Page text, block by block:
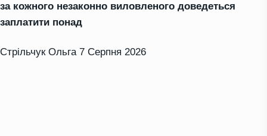
за кожного незаконно виловленого доведеться
заплатити понад
Стрільчук Ольга 7 Серпня 2026